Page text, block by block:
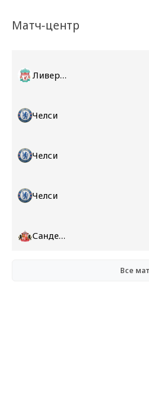
Матч-центр
Ливерпуль
Челси
Челси
Челси
Сандерленд
Все